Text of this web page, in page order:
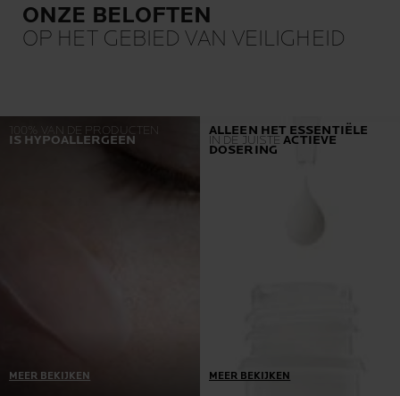
ONZE BELOFTEN
OP HET GEBIED VAN VEILIGHEID
100% VAN DE PRODUCTEN
IS HYPOALLERGEEN
MEER BEKIJKEN
ALLEEN HET ESSENTIËLE
IN DE JUISTEACTIEVE
DOSERING
MEER BEKIJKEN